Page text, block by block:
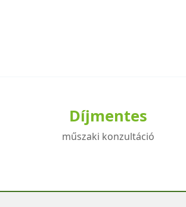
Díjmentes
műszaki konzultáció